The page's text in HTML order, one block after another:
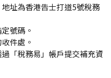
地址為香港告士打道5號稅務
號碼。
件處。
過「稅務易」帳戶提交補充資